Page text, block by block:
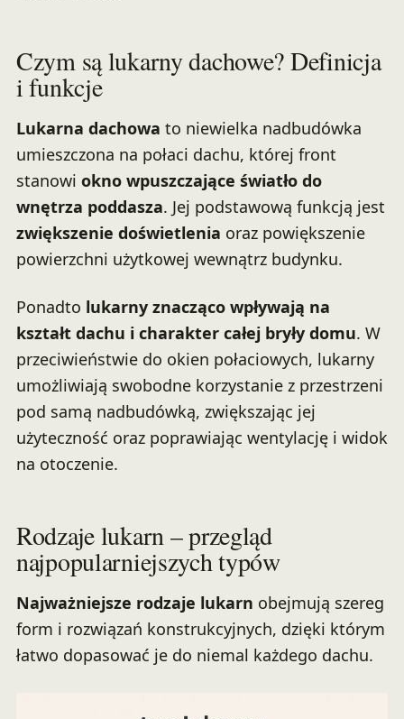
Czym są lukarny dachowe? Definicja
i funkcje
Lukarna dachowa to niewielka nadbudówka
umieszczona na połaci dachu, której front
stanowi okno wpuszczające światło do
wnętrza poddasza. Jej podstawową funkcją jest
zwiększenie doświetlenia oraz powiększenie
powierzchni użytkowej wewnątrz budynku.
Ponadto lukarny znacząco wpływają na
kształt dachu i charakter całej bryły domu. W
przeciwieństwie do okien połaciowych, lukarny
umożliwiają swobodne korzystanie z przestrzeni
pod samą nadbudówką, zwiększając jej
użyteczność oraz poprawiając wentylację i widok
na otoczenie.
Rodzaje lukarn – przegląd
najpopularniejszych typów
Najważniejsze rodzaje lukarn obejmują szereg
form i rozwiązań konstrukcyjnych, dzięki którym
łatwo dopasować je do niemal każdego dachu.